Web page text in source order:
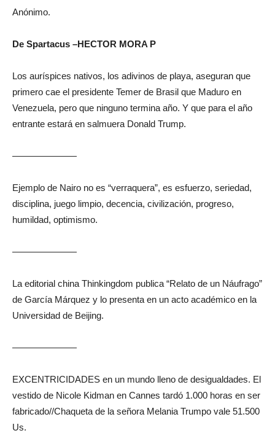
Anónimo.
De Spartacus –HECTOR MORA P
Los auríspices nativos, los adivinos de playa, aseguran que
primero cae el presidente Temer de Brasil que Maduro en
Venezuela, pero que ninguno termina año. Y que para el año
entrante estará en salmuera Donald Trump.
———————
Ejemplo de Nairo no es “verraquera”, es esfuerzo, seriedad,
disciplina, juego limpio, decencia, civilización, progreso,
humildad, optimismo.
———————
La editorial china Thinkingdom publica “Relato de un Náufrago”
de García Márquez y lo presenta en un acto académico en la
Universidad de Beijing.
———————
EXCENTRICIDADES en un mundo lleno de desigualdades. El
vestido de Nicole Kidman en Cannes tardó 1.000 horas en ser
fabricado//Chaqueta de la señora Melania Trumpo vale 51.500
Us.